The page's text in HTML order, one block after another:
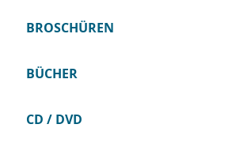
BROSCHÜREN
BÜCHER
CD / DVD